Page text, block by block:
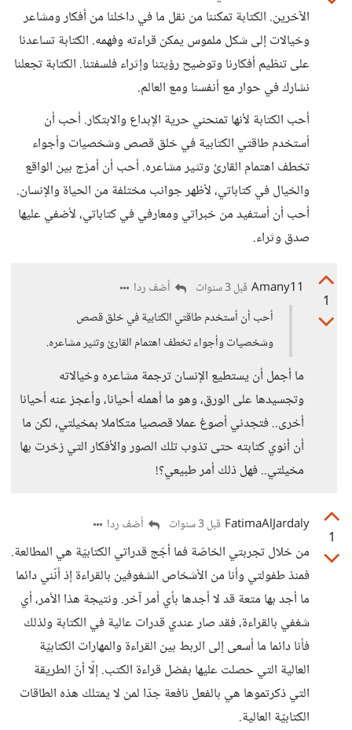
الآخرين. الكتابة تمكننا من نقل ما في داخلنا من أفكار ومشاعر
وخيالات إلى شكل ملموس يمكن قراءته وفهمه. الكتابة تساعدنا
على تنظيم أفكارنا وتوضيح رؤيتنا وإثراء فلسفتنا. الكتابة تجعلنا
نشارك في حوار مع أنفسنا ومع العالم.
أحب الكتابة لأنها تمنحني حرية الإبداع والابتكار. أحب أن
أستخدم طاقتي الكتابية في خلق قصص وشخصيات وأجواء
تخطف اهتمام القارئ وتثير مشاعره. أحب أن أمزج بين الواقع
والخيال في كتاباتي، لأظهر جوانب مختلفة من الحياة والإنسان.
أحب أن أستفيد من خبراتي ومعارفي في كتاباتي، لأضفي عليها
صدق وثراء.
1
Amany11 قبل 3 سنوات
أضف ردا
أحب أن أستخدم طاقتي الكتابية في خلق قصص
وشخصيات وأجواء تخطف اهتمام القارئ وتثير مشاعره.
ما أجمل أن يستطيع الإنسان ترجمة مشاعره وخيالاته
وتجسيدها على الورق، وهو ما أهمله أحيانا، وأعجز عنه أحيانا
أخرى.. فتجدني أصوغ عملا قصصيا متكاملا بمخيلتي، لكن ما
أن أنوي كتابته حتى تذوب تلك الصور والأفكار التي زخرت بها
مخيلتي.. فهل ذلك أمر طبيعي؟!
1
FatimaAlJardaly قبل 3 سنوات أضف ردا
من خلال تجربتي الخاصّة فما أجّج قدراتي الكتابيّة هي المطالعة.
فمنذ طفولتي وأنا من الأشخاص الشغوفين بالقراءة إذ أنّني دائما
ما أجد بها متعة قد لا أجدها بأي أمر آخر. ونتيجة هذا الأمر، أي
شغفي بالقراءة، فقد صار عندي قدرات عالية في الكتابة ولذلك
فأنا دائما ما أسعى إلى الربط بين القراءة والمهارات الكتابيّة
العالية التي حصلت عليها بفضل قراءة الكتب. إلّا أنّ الطريقة
التي ذكرتموها هي بالفعل نافعة جدّا لمن لا يمتلك هذه الطاقات
الكتابيّة العالية.